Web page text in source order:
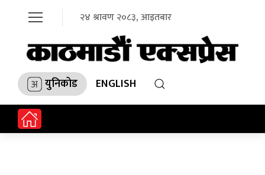
२४ श्रावण २०८३, आइतबार
युनिकोड ENGLISH